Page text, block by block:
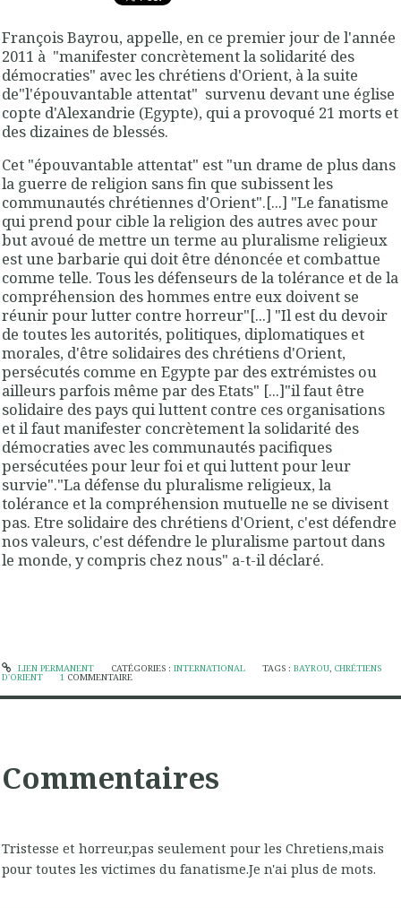
François Bayrou, appelle, en ce premier jour de l'année
2011 à "manifester concrètement la solidarité des
démocraties" avec les chrétiens d'Orient, à la suite
de"l'épouvantable attentat" survenu devant une église
copte d'Alexandrie (Egypte), qui a provoqué 21 morts et
des dizaines de blessés.
Cet "épouvantable attentat" est "un drame de plus dans
la guerre de religion sans fin que subissent les
communautés chrétiennes d'Orient".[...] "Le fanatisme
qui prend pour cible la religion des autres avec pour
but avoué de mettre un terme au pluralisme religieux
est une barbarie qui doit être dénoncée et combattue
comme telle. Tous les défenseurs de la tolérance et de la
compréhension des hommes entre eux doivent se
réunir pour lutter contre horreur"[...] "Il est du devoir
de toutes les autorités, politiques, diplomatiques et
morales, d'être solidaires des chrétiens d'Orient,
persécutés comme en Egypte par des extrémistes ou
ailleurs parfois même par des Etats" [...]"il faut être
solidaire des pays qui luttent contre ces organisations
et il faut manifester concrètement la solidarité des
démocraties avec les communautés pacifiques
persécutées pour leur foi et qui luttent pour leur
survie"."La défense du pluralisme religieux, la
tolérance et la compréhension mutuelle ne se divisent
pas. Etre solidaire des chrétiens d'Orient, c'est défendre
nos valeurs, c'est défendre le pluralisme partout dans
le monde, y compris chez nous" a-t-il déclaré.
LIEN PERMANENT CATÉGORIES : INTERNATIONAL TAGS :BAYROU, CHRÉTIENS
D'ORIENT 1 COMMENTAIRE
Commentaires
Tristesse et horreur,pas seulement pour les Chretiens,mais
pour toutes les victimes du fanatisme.Je n'ai plus de mots.